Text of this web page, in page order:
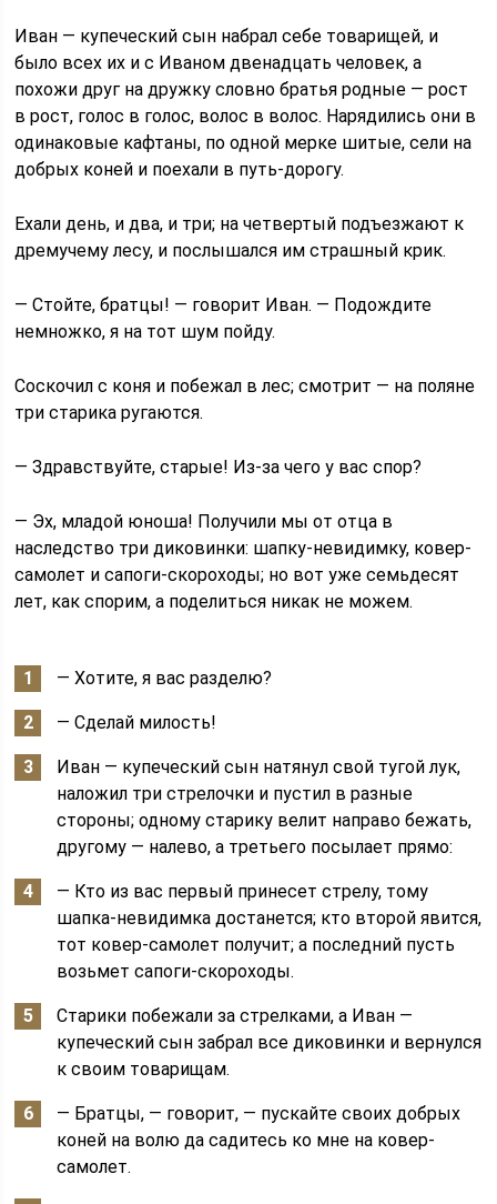
Иван — купеческий сын набрал себе товарищей, и
было всех их и с Иваном двенадцать человек, а
похожи друг на дружку словно братья родные — рост
в рост, голос в голос, волос в волос. Нарядились они в
одинаковые кафтаны, по одной мерке шитые, сели на
добрых коней и поехали в путь-дорогу.
Ехали день, и два, и три; на четвертый подъезжают к
дремучему лесу, и послышался им страшный крик.
— Стойте, братцы! — говорит Иван. — Подождите
немножко, я на тот шум пойду.
Соскочил с коня и побежал в лес; смотрит — на поляне
три старика ругаются.
— Здравствуйте, старые! Из-за чего у вас спор?
— Эх, младой юноша! Получили мы от отца в
наследство три диковинки: шапку-невидимку, ковер-
самолет и сапоги-скороходы; но вот уже семьдесят
лет, как спорим, а поделиться никак не можем.
— Хотите, я вас разделю?
— Сделай милость!
Иван — купеческий сын натянул свой тугой лук,
наложил три стрелочки и пустил в разные
стороны; одному старику велит направо бежать,
другому — налево, а третьего посылает прямо:
— Кто из вас первый принесет стрелу, тому
шапка-невидимка достанется; кто второй явится,
тот ковер-самолет получит; а последний пусть
возьмет сапоги-скороходы.
Старики побежали за стрелками, а Иван —
купеческий сын забрал все диковинки и вернулся
к своим товарищам.
— Братцы, — говорит, — пускайте своих добрых
коней на волю да садитесь ко мне на ковер-
самолет.